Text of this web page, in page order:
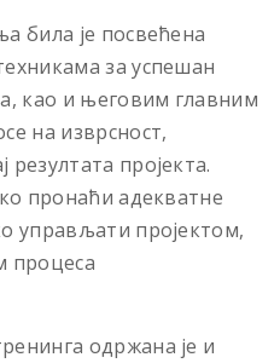
била је посвећена
за успешан
као и његовим главним
на изврсност,
пројекта.
пронаћи адекватне
управљати пројектом,
процеса
одржана је и